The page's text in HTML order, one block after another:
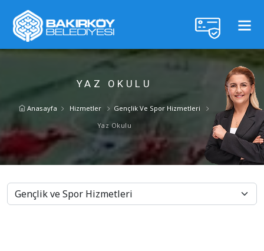
YAZ OKULU
Anasayfa Hizmetler
Gençlik Ve Spor Hizmetleri
Yaz Okulu